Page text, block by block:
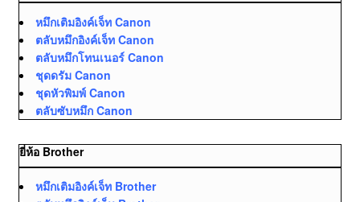
หมึกเติมอิงค์เจ็ท Canon
ตลับหมึกอิงค์เจ็ท Canon
ตลับหมึกโทนเนอร์ Canon
ชุดดรัม Canon
ชุดหัวพิมพ์ Canon
ตลับซับหมึก Canon
ยี่ห้อ Brother
หมึกเติมอิงค์เจ็ท Brother